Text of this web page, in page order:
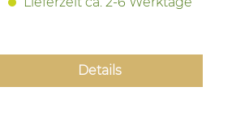
Details